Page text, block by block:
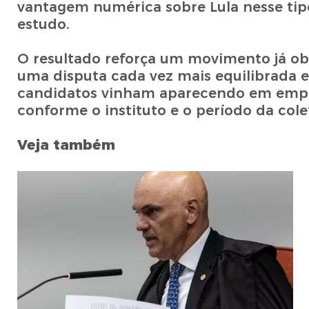
vantagem numérica sobre Lula nesse
estudo.
O resultado reforça um movimento já
uma disputa cada vez mais equilibrada
candidatos vinham aparecendo em
conforme o instituto e o período da
Veja também